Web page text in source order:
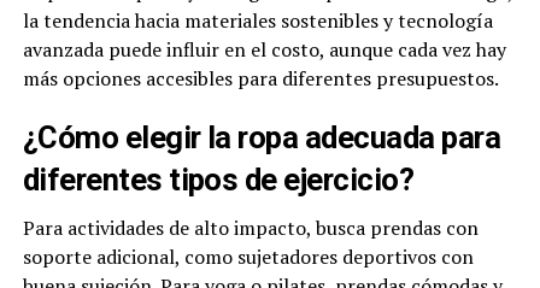
la tendencia hacia materiales sostenibles y tecnología
avanzada puede influir en el costo, aunque cada vez hay
más opciones accesibles para diferentes presupuestos.
¿Cómo elegir la ropa adecuada para
diferentes tipos de ejercicio?
Para actividades de alto impacto, busca prendas con
soporte adicional, como sujetadores deportivos con